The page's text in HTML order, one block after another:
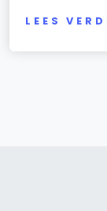
LEES